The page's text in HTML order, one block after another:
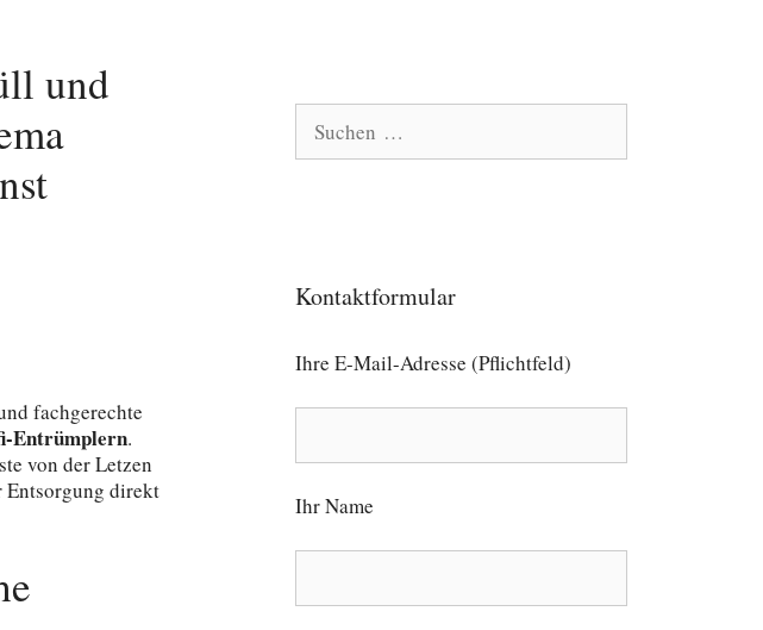
und
fachgerechte
Entrümplern.
von der Letzen
Entsorgung direkt
nach:
Kontaktformular
Ihre E-Mail-Adresse (Pflichtfeld)
Ihr Name